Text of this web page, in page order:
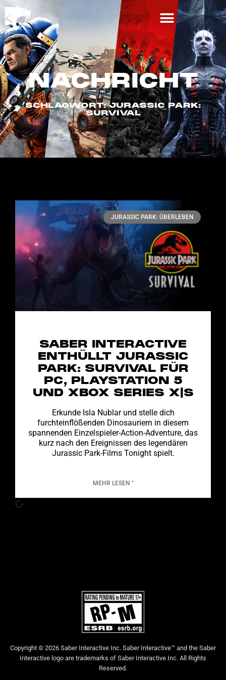
NACHRICHT
SCHLAGWORT: JURASSIC PARK:
SURVIVAL
JURASSIC PARK: ÜBERLEBEN
SABER INTERACTIVE
ENTHÜLLT JURASSIC
PARK: SURVIVAL FÜR
PC, PLAYSTATION 5
UND XBOX SERIES X|S
Erkunde Isla Nublar und stelle dich
furchteinflößenden Dinosauriern in diesem
spannenden Einzelspieler-Action-Adventure, das
kurz nach den Ereignissen des legendären
Jurassic Park-Films Tonight spielt.
MEHR LESEN "
Copyright © 2026 Saber Interactive Inc. Saber Interactive™ and the Saber
Interactive logo are trademarks of Saber Interactive Inc. All Rights
Reserved.